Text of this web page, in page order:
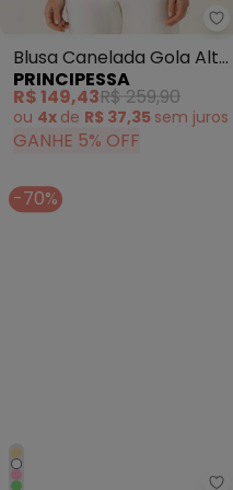
Blusa Canelada Gola Alta
Verde Militar Bertha
PRINCIPESSA
R$ 149,43R$ 259,90
ou 4x de R$ 37,35 semjuros
GANHE 5% OFF
-70%